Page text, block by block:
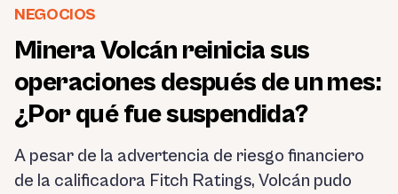
NEGOCIOS
Minera Volcán reinicia sus
operaciones después de un mes:
¿Por qué fue suspendida?
A pesar de la advertencia de riesgo financiero
de la calificadora Fitch Ratings, Volcán pudo